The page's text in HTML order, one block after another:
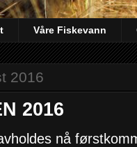
Våre Fiskevann
2016
2016
nå